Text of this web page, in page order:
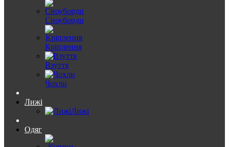
Сноуборди
Кріплення
Взуття
Чохли
Лижі
Лижі
Одяг